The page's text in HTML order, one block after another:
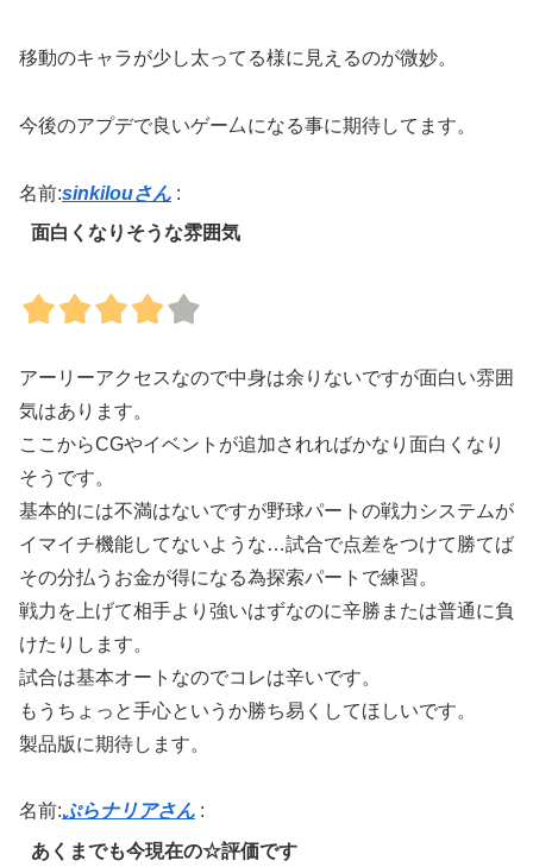
移動のキャラが少し太ってる様に見えるのが微妙。
今後のアプデで良いゲー厶になる事に期待してます。
名前:sinkilouさん :
面白くなりそうな雰囲気
アーリーアクセスなので中身は余りないですが面白い雰囲
気はあります。
ここからCGやイベントが追加されればかなり面白くなり
そうです。
基本的には不満はないですが野球パートの戦力システムが
イマイチ機能してないような…試合で点差をつけて勝てば
その分払うお金が得になる為探索パートで練習。
戦力を上げて相手より強いはずなのに辛勝または普通に負
けたりします。
試合は基本オートなのでコレは辛いです。
もうちょっと手心というか勝ち易くしてほしいです。
製品版に期待します。
名前:ぷらナリアさん :
あくまでも今現在の☆評価です